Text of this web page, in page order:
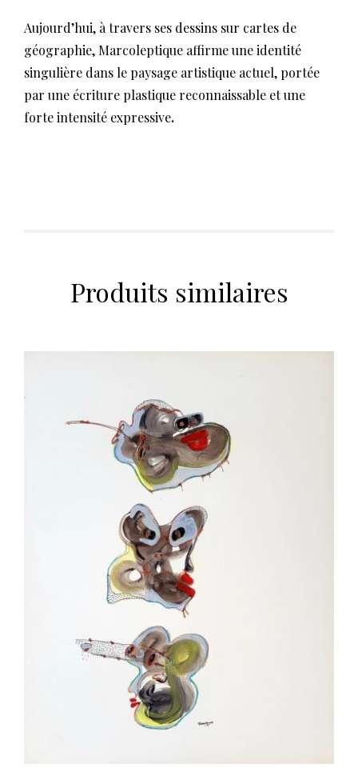
Aujourd’hui, à travers ses dessins sur cartes de
géographie, Marcoleptique affirme une identité
singulière dans le paysage artistique actuel, portée
par une écriture plastique reconnaissable et une
forte intensité expressive.
Produits similaires